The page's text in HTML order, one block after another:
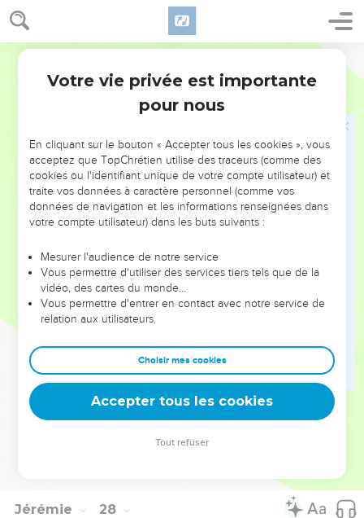
Jérémie 27
ustensiles de la maison de l'Eternel vont être rapportés de
Babylone !’En effet, ce qu'ils vous prophétisent est faux.
resterez en vie. Pourquoi cette ville devrait-elle devenir une
S'ils sont prophètes et ont reçu la parole de l'Eternel, qu'ils
intercèdent donc auprès de l'Eternel, le maître de l’univers,
pour que les ustensiles restés dans la maison de l'Eternel,
dans le palais du roi de Juda et à Jérusalem ne partent pas à
Babylone !
Voici ce que dit l’Eternel, le maître de l’univers, au sujet
ustensiles restés dans cette ville,
ceux qui n'ont pas été pris par Nebucadnetsar, roi de
Babylone, lorsqu'il a exilé loin de Jérusalem, à Babylone,
Jéconia, fils de Jojakim, roi de Juda, et tous les notables de
Juda et de Jérusalem,
voici ce que dit l’Eternel, le maître de l’univers, le Dieu
d'Israël, au sujet des ustensiles restés dans la maison de
l'Eternel, dans le palais du roi de Juda et à Jérusalem :
Ils seront amenés à Babylone et ils y resteront jusqu'au
Jérémie 28
Votre vie privée est importante
pour nous
En cliquant sur le bouton « Accepter tous les cookies », vous
acceptez que TopChrétien utilise des traceurs (comme des
cookies ou l'identifiant unique de votre compte utilisateur) et
traite vos données à caractère personnel (comme vos
données de navigation et les informations renseignées dans
votre compte utilisateur) dans les buts suivants :
Mesurer l'audience de notre service
Vous permettre d'utiliser des services tiers tels que de la
vidéo, des cartes du monde…
Vous permettre d'entrer en contact avec notre service de
relation aux utilisateurs.
Choisir mes cookies
Accepter tous les cookies
Tout refuser